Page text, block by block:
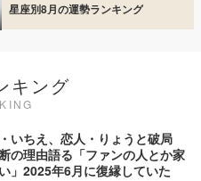
星座別8月の運勢ランキング
キング
いちえ、恋人・りょうと破局
の理由語る「ファンの人とか家
」2025年6月に復縁していた